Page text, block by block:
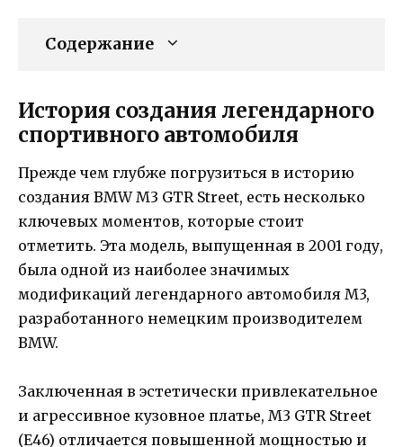
Содержание
История создания легендарного
спортивного автомобиля
Прежде чем глубже погрузиться в историю
создания BMW M3 GTR Street, есть несколько
ключевых моментов, которые стоит
отметить. Эта модель, выпущенная в 2001 году,
была одной из наиболее значимых
модификаций легендарного автомобиля M3,
разработанного немецким производителем
BMW.
Заключенная в эстетически привлекательное
и агрессивное кузовное платье, M3 GTR Street
(E46) отличается повышенной мощностью и